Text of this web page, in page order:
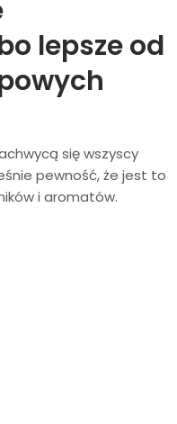
lepsze od
się wszyscy
pewność, że jest to
i aromatów.